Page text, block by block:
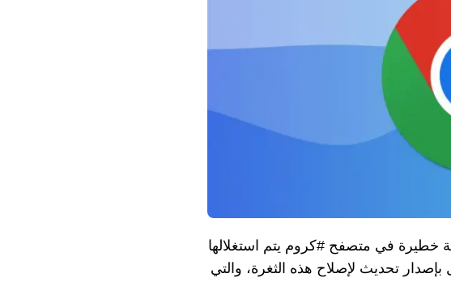
2024، عن ثغرة أمنية خطيرة في متصفح #كروم يتم استغلالها
تحديث لإصلاح هذه الثغرة، والتي